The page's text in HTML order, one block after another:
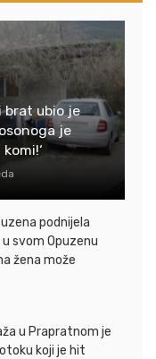
brat ubio je
je
podnijela
svom Opuzenu
žena može
u Prapratnom je
koji je hit